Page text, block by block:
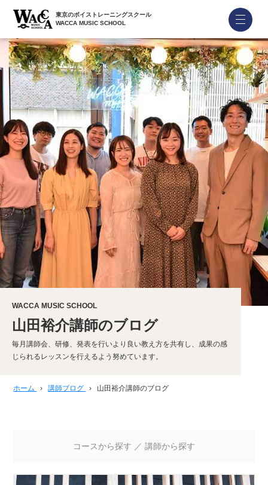
東京のボイストレーニングスクール
WACCA MUSIC SCHOOL
WACCA MUSIC SCHOOL
山田裕介講師のブログ
毎月講師会、研修、発表を行いより良い教え方を共有し、成果の感
じられるレッスンを行えるよう努めています。
ホーム › 講師ブログ › 山田裕介講師のブログ
コースから探す ／ 講師から探す